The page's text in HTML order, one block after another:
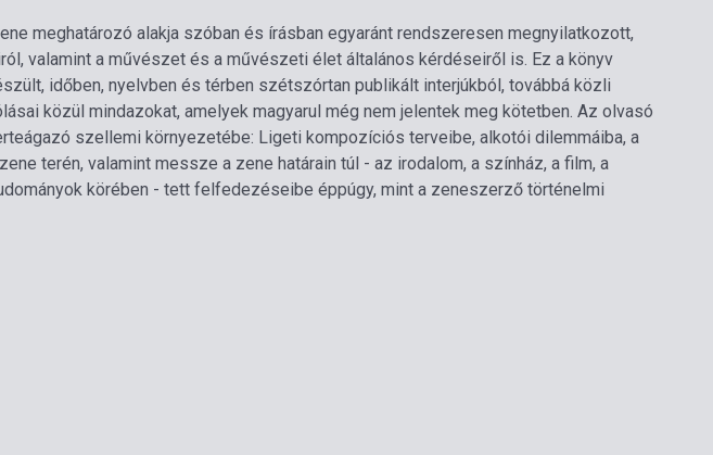
meghatározó alakja szóban és írásban egyaránt rendszeresen megnyilatkozott,
valamint a művészet és a művészeti élet általános kérdéseiről is. Ez a könyv
időben, nyelvben és térben szétszórtan publikált interjúkból, továbbá közli
közül mindazokat, amelyek magyarul még nem jelentek meg kötetben. Az olvasó
szellemi környezetébe: Ligeti kompozíciós terveibe, alkotói dilemmáiba, a
terén, valamint messze a zene határain túl - az irodalom, a színház, a film, a
körében - tett felfedezéseibe éppúgy, mint a zeneszerző történelmi